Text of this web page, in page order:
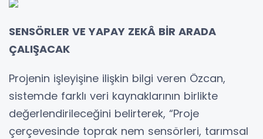
SENSÖRLER VE YAPAY ZEKÂ BİR ARADA
ÇALIŞACAK
Projenin işleyişine ilişkin bilgi veren Özcan,
sistemde farklı veri kaynaklarının birlikte
değerlendirileceğini belirterek, “Proje
çerçevesinde toprak nem sensörleri, tarımsal